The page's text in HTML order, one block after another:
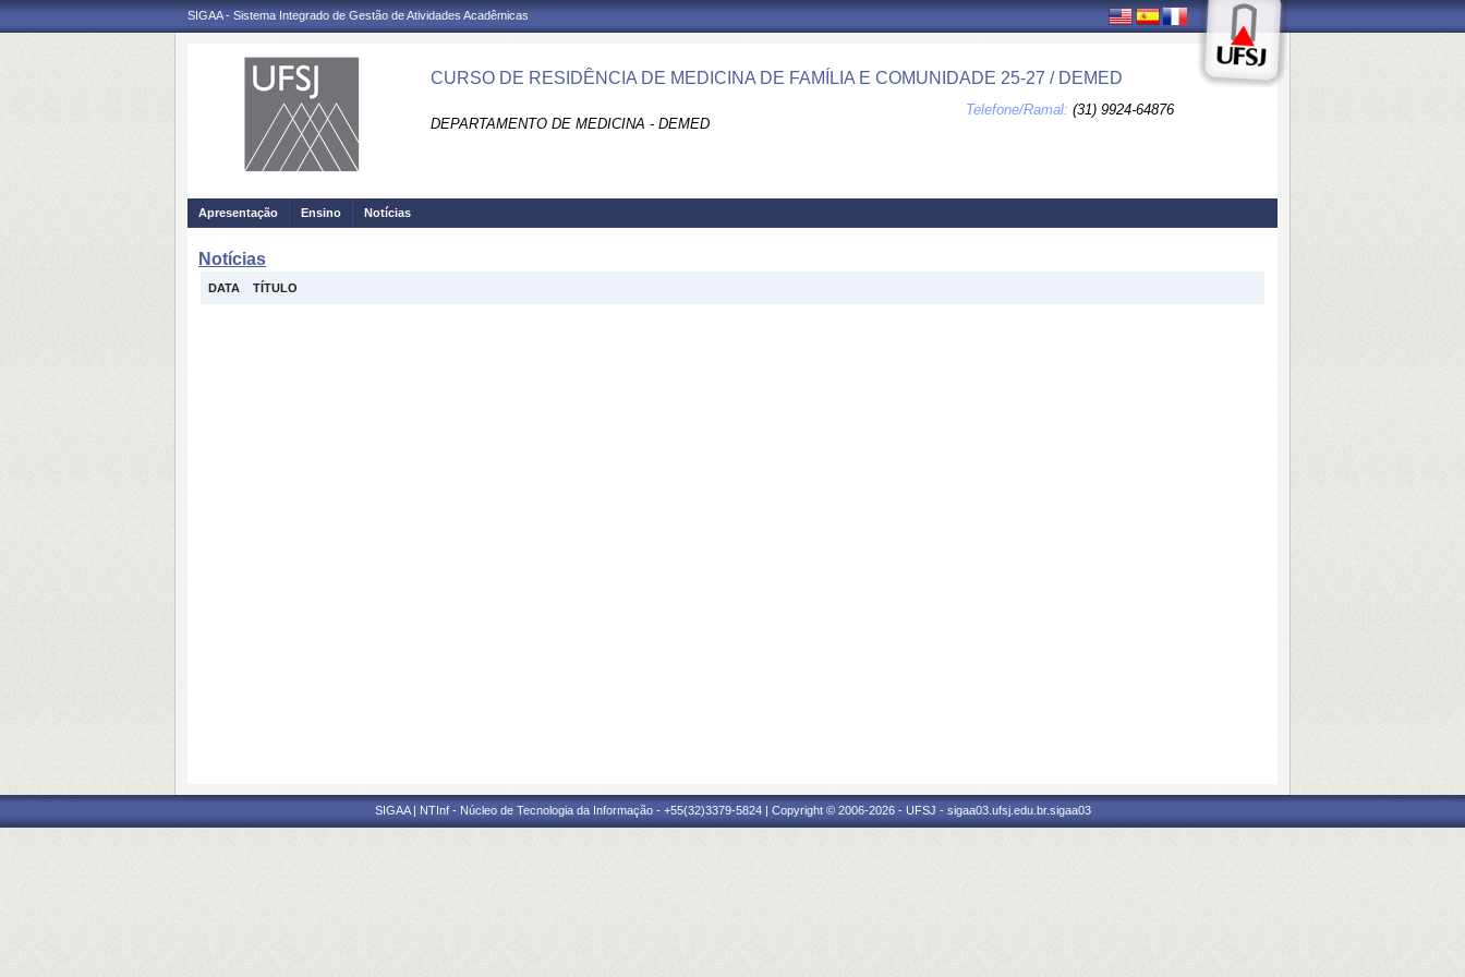
SIGAA - Sistema Integrado de Gestão de Atividades Acadêmicas
CURSO DE RESIDÊNCIA DE MEDICINA DE FAMÍLIA E COMUNIDADE 25-27 / DEMED
DEPARTAMENTO DE MEDICINA - DEMED
Telefone/Ramal: (31) 9924-64876
Apresentação Ensino Notícias
Notícias
DATA TÍTULO
SIGAA | NTInf - Núcleo de Tecnologia da Informação - +55(32)3379-5824 | Copyright © 2006-2026 - UFSJ - sigaa03.ufsj.edu.br.sigaa03